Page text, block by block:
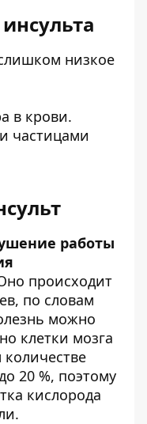
низкое
в крови.
частицами
работы
происходит
по словам
можно
клетки мозга
20 %, поэтому
кислорода